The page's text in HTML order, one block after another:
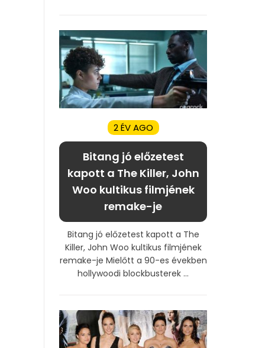
2 ÉV AGO
Bitang jó előzetest
kapott a The Killer, John
Woo kultikus filmjének
remake-je
Bitang jó előzetest kapott a The
Killer, John Woo kultikus filmjének
remake-je Mielőtt a 90-es években
hollywoodi blockbusterek ...